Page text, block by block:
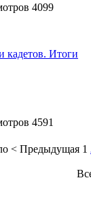
4099
кадетов. Итоги
4591
< Предыдущая 1